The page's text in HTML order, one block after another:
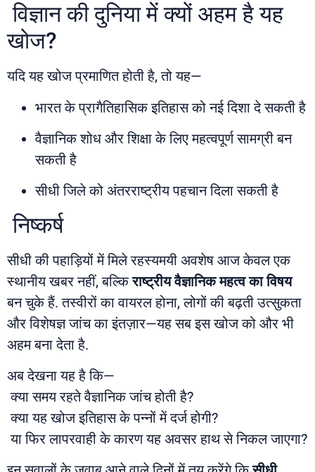
विज्ञान की दुनिया में क्यों अहम है यह
खोज?
यदि यह खोज प्रमाणित होती है, तो यह—
भारत के प्रागैतिहासिक इतिहास को नई दिशा दे सकती है
वैज्ञानिक शोध और शिक्षा के लिए महत्वपूर्ण सामग्री बन
सकती है
सीधी जिले को अंतरराष्ट्रीय पहचान दिला सकती है
निष्कर्ष
सीधी की पहाड़ियों में मिले रहस्यमयी अवशेष आज केवल एक
स्थानीय खबर नहीं, बल्किराष्ट्रीय वैज्ञानिक महत्व का विषय
बन चुके हैं. तस्वीरों का वायरल होना, लोगों की बढ़ती उत्सुकता
और विशेषज्ञ जांच का इंतज़ार—यह सब इस खोज को और भी
अहम बना देता है.
अब देखना यह है कि—
क्या समय रहते वैज्ञानिक जांच होती है?
क्या यह खोज इतिहास के पन्नों में दर्ज होगी?
या फिर लापरवाही के कारण यह अवसर हाथ से निकल जाएगा?